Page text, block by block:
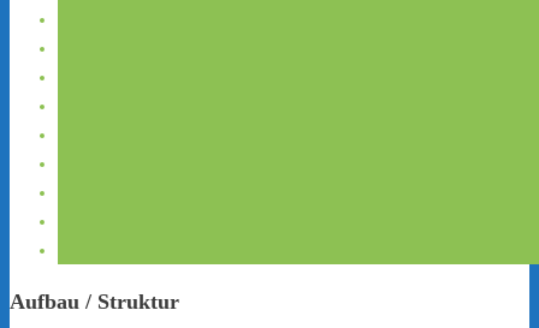
Aufbau / Struktur